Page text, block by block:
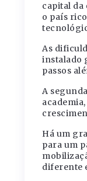
capital da
o país
As
instalado
passos
A
Há um
para um
diferente